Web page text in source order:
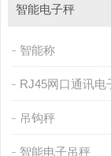
智能电子秤
智能称
RJ45网口通讯电
吊钩秤
智能电子吊秤